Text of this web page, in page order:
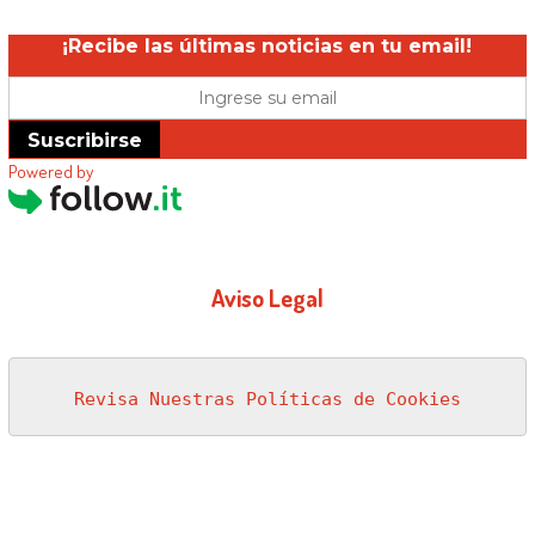
¡Recibe las últimas noticias en tu email!
Suscribirse
Powered by
Aviso Legal
Revisa Nuestras Políticas de Cookies